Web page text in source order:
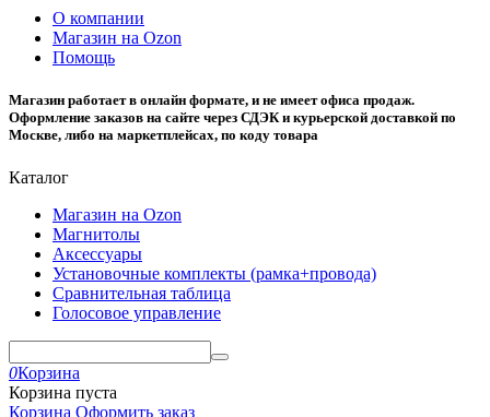
О компании
Магазин на Ozon
Помощь
Магазин работает в онлайн формате, и не имеет офиса продаж.
Оформление заказов на сайте через СДЭК и курьерской доставкой по
Москве, либо на маркетплейсах, по коду товара
Каталог
Магазин на Ozon
Магнитолы
Аксессуары
Установочные комплекты (рамка+провода)
Сравнительная таблица
Голосовое управление
0Корзина
Корзина пуста
Корзина Оформить заказ